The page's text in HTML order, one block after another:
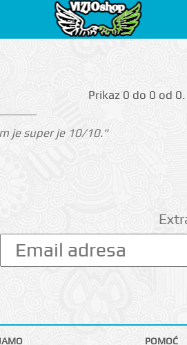
Prikаz 0 do 0 оd
je super je 10/10."
POMOĆ